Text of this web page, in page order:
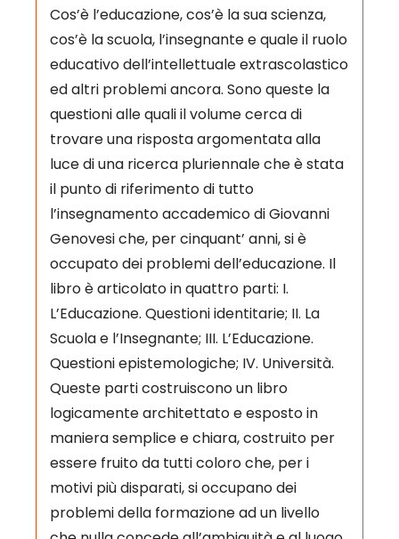
Cos’è l’educazione, cos’è la sua scienza,
cos’è la scuola, l’insegnante e quale il ruolo
educativo dell’intellettuale extrascolastico
ed altri problemi ancora. Sono queste la
questioni alle quali il volume cerca di
trovare una risposta argomentata alla
luce di una ricerca pluriennale che è stata
il punto di riferimento di tutto
l’insegnamento accademico di Giovanni
Genovesi che, per cinquant’ anni, si è
occupato dei problemi dell’educazione. Il
libro è articolato in quattro parti: I.
L’Educazione. Questioni identitarie; II. La
Scuola e l’Insegnante; III. L’Educazione.
Questioni epistemologiche; IV. Università.
Queste parti costruiscono un libro
logicamente architettato e esposto in
maniera semplice e chiara, costruito per
essere fruito da tutti coloro che, per i
motivi più disparati, si occupano dei
problemi della formazione ad un livello